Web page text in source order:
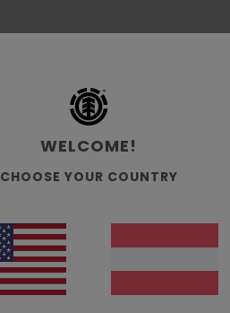
WELCOME!
CHOOSE YOUR COUNTRY